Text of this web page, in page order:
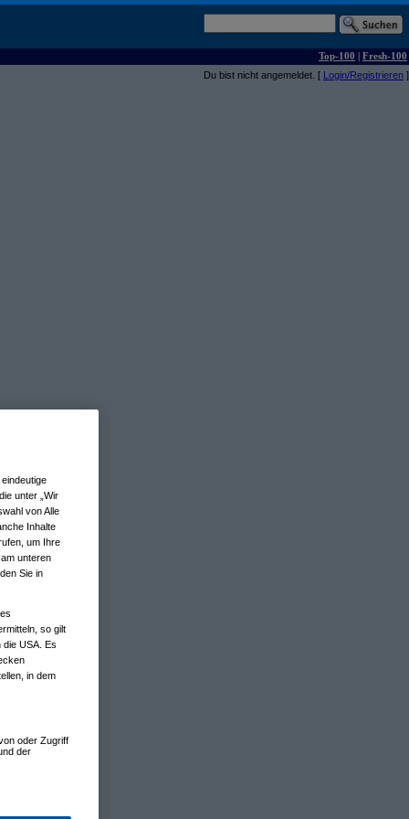
Top-100 | Fresh-100
Du bist nicht angemeldet. [ Login/Registrieren ]
unter „Wir
von Alle
Inhalte
um Ihre
unteren
Sie in
so gilt
die USA. Es
in dem
oder Zugriff
der